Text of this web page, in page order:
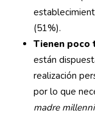
(51%).
Tienen poco
están
realización
por lo que
madre